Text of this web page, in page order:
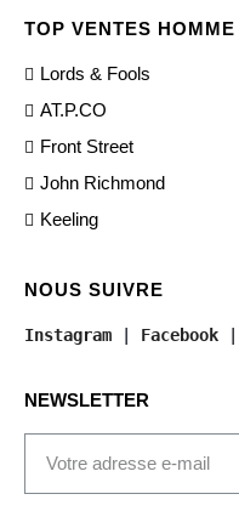
TOP VENTES HOMME
Lords & Fools
AT.P.CO
Front Street
John Richmond
Keeling
NOUS SUIVRE
Instagram | Facebook |
NEWSLETTER